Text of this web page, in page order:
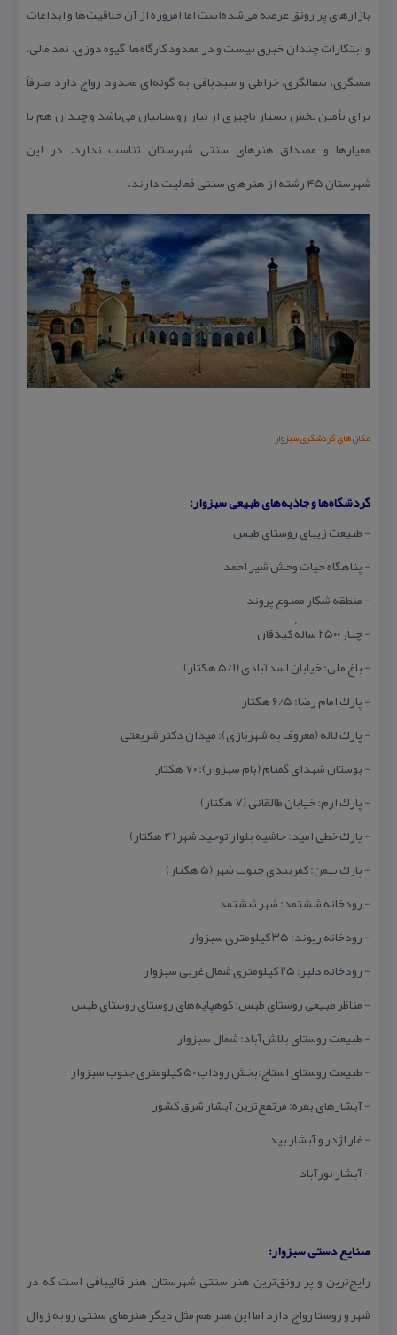
بازارهای پر رونق عرضه می‌شده‌است اما امروزه از آن خلاقیت‌ها و ابداعات
و ابتكارات چندان خبری نیست و در معدود كارگاه‌ها، گیوه دوزی، نمد مالی،
مسگری، سفالگری، خراطی و سبدبافی به گونه‌ای محدود رواج دارد صرفاً
برای تأمین بخش بسیار ناچیزی از نیاز روستاییان می‌باشد و چندان هم با
معیارها و مصداق هنرهای سنتی شهرستان تناسب ندارد. در این
شهرستان ۴۵ رشته از هنرهای سنتی فعالیت دارند.
مكان های گردشگری سبزوار
گردشگاه‌ها و جاذبه‌های طبیعی سبزوار:
- طبیعت زیبای روستای طبس
- پناهگاه حیات وحش شیر احمد
- منطقه شكار ممنوع پروند
- چنار ۲۵۰۰ سالهٔ كیذقان
- باغ ملی: خیابان اسدآبادی (۵/۱ هكتار)
- پارك امام رضا: ۶/۵ هكتار
- پارك لاله (معروف به شهربازی): میدان دكتر شریعتی
- بوستان شهدای گمنام (بام سبزوار): ۷۰ هكتار
- پارك ارم: خیابان طالقانی (۷ هكتار)
- پارك خطی امید: حاشیه بلوار توحید شهر (۴ هكتار)
- پارك بهمن: كمربندی جنوب شهر (۵ هكتار)
- رودخانه ششتمد: شهر ششتمد
- رودخانه ریوند: ۳۵ كیلومتری سبزوار
- رودخانه دلبر: ۲۵ كیلومتری شمال غربی سبزوار
- مناظر طبیعی روستای طبس: كوهپایه‌های روستای روستای طبس
- طبیعت روستای بلاش‌آباد: شمال سبزوار
- طبیعت روستای استاج:بخش روداب ۵۰ كیلومتری جنوب سبزوار
- آبشارهای بفره: مرتفع‌ترین آبشار شرق كشور
- غار اژدر و آبشار بید
- آبشار نورآباد
صنایع دستی سبزوار:
رایج‌ترین و پر رونق‌ترین هنر سنتی شهرستان هنر قالیبافی است كه در
شهر و روستا رواج دارد اما این هنر هم مثل دیگر هنرهای سنتی رو به زوال